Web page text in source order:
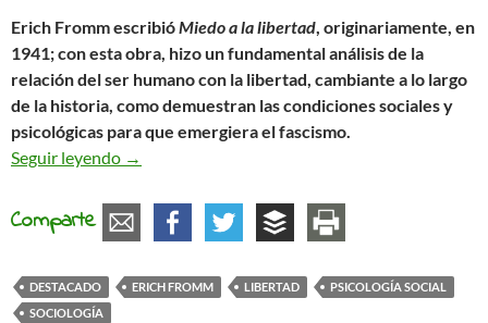
Erich Fromm escribióMiedo a la libertad , originariamente, en
1941; con esta obra, hizo un fundamental análisis de la
relación del ser humano con la libertad, cambiante a lo largo
de la historia, como demuestran las condiciones sociales y
psicológicas para que emergiera el fascismo.
Seguir leyendo
El miedo a la libertad
→
Comparte
DESTACADO ERICH FROMM LIBERTAD
PSICOLOGÍA SOCIAL
SOCIOLOGÍA